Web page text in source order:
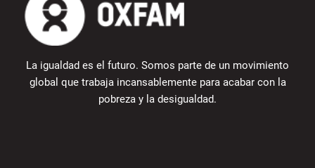
La igualdad es el futuro. Somos parte de un movimiento
global que trabaja incansablemente para acabar con la
pobreza y la desigualdad.